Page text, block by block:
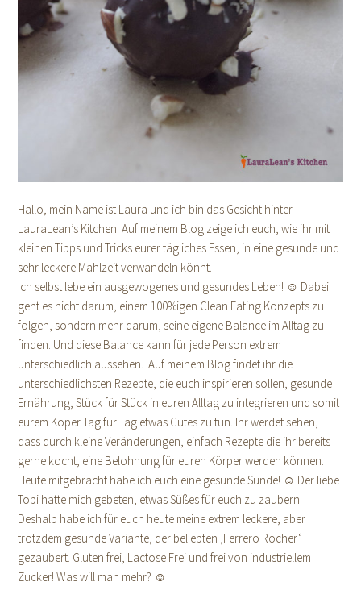
Hallo, mein Name ist Laura und ich bin das Gesicht hinter
LauraLean’s Kitchen. Auf meinem Blog zeige ich euch, wie ihr mit
kleinen Tipps und Tricks eurer tägliches Essen, in eine gesunde und
sehr leckere Mahlzeit verwandeln könnt.
Ich selbst lebe ein ausgewogenes und gesundes Leben! ☺ Dabei
geht es nicht darum, einem 100%igen Clean Eating Konzepts zu
folgen, sondern mehr darum, seine eigene Balance im Alltag zu
finden. Und diese Balance kann für jede Person extrem
unterschiedlich aussehen. Auf meinem Blog findet ihr die
unterschiedlichsten Rezepte, die euch inspirieren sollen, gesunde
Ernährung, Stück für Stück in euren Alltag zu integrieren und somit
eurem Köper Tag für Tag etwas Gutes zu tun. Ihr werdet sehen,
dass durch kleine Veränderungen, einfach Rezepte die ihr bereits
gerne kocht, eine Belohnung für euren Körper werden können.
Heute mitgebracht habe ich euch eine gesunde Sünde! ☺ Der liebe
Tobi hatte mich gebeten, etwas Süßes für euch zu zaubern!
Deshalb habe ich für euch heute meine extrem leckere, aber
trotzdem gesunde Variante, der beliebten ‚Ferrero Rocher‘
gezaubert. Gluten frei, Lactose Frei und frei von industriellem
Zucker! Was will man mehr? ☺